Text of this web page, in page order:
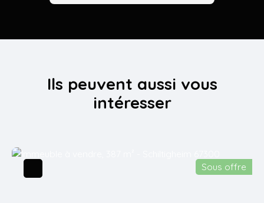
Ils peuvent aussi vous
intéresser
Sous offre